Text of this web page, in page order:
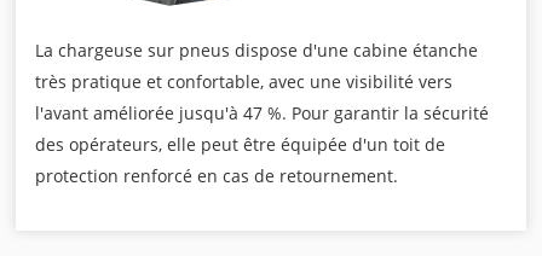
La chargeuse sur pneus dispose d'une cabine étanche
très pratique et confortable, avec une visibilité vers
l'avant améliorée jusqu'à 47 %. Pour garantir la sécurité
des opérateurs, elle peut être équipée d'un toit de
protection renforcé en cas de retournement.